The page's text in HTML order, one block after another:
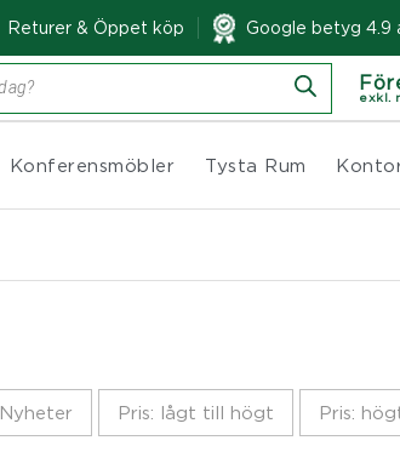
Returer & Öppet köp Google betyg 4.9
exkl.
Konferensmöbler Tysta Rum
Nyheter Pris: lågt till högt Pris: